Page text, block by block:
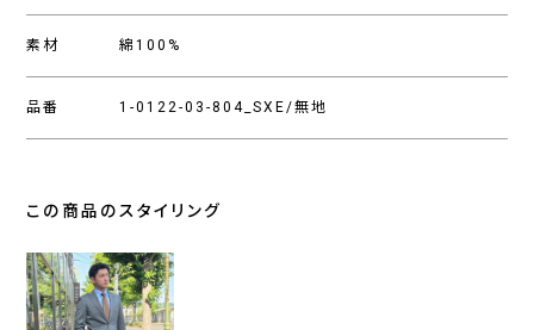
素材 綿100%
品番 1-0122-03-804_SXE/無地
この商品のスタイリング